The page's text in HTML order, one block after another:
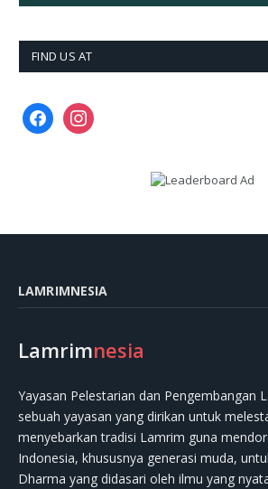
FIND US AT
facebookinstagram
LAMRIMNESIA
Lamrimnesia
Yayasan Pelestarian dan Pengembangan
sebuah yayasan yang dirikan untuk
menyebarkan tradisi Lamrim guna
Indonesia, khususnya generasi muda,
Dharma yang didasari oleh ilmu yang